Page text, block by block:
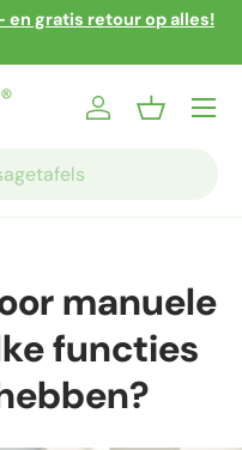
en gratis retour op alles!
InloggenMandje
Menu
manuele
functies